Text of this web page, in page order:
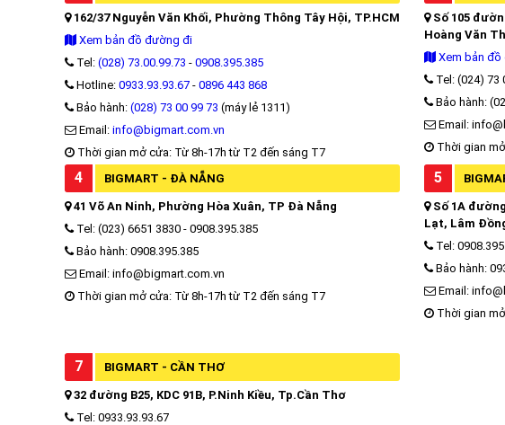
162/37 Nguyễn Văn Khối, Phường Thông Tây Hội, TP.HCM
Xem bản đồ đường đi
Tel: (028) 73.00.99.73 - 0908.395.385
Hotline: 0933.93.93.67 - 0896 443 868
Bảo hành: (028) 73 00 99 73 (máy lẻ 1311)
Email: info@bigmart.com.vn
Thời gian mở cửa: Từ 8h-17h từ T2 đến sáng T7
Số 105
Hoàng Văn
Xem bản
Tel: (024) 73
Bảo hành:
Email:
Thời gian
4 BIGMART - ĐÀ NẴNG
41 Võ An Ninh, Phường Hòa Xuân, TP Đà Nẵng
Tel: (023) 6651 3830 - 0908.395.385
Bảo hành: 0908.395.385
Email: info@bigmart.com.vn
Thời gian mở cửa: Từ 8h-17h từ T2 đến sáng T7
5
Số 1A
Lạt, Lâm
Tel:
Bảo hành:
Email:
Thời gian
7 BIGMART - CẦN THƠ
32 đường B25, KDC 91B, P.Ninh Kiều, Tp.Cần Thơ
Tel: 0933.93.93.67